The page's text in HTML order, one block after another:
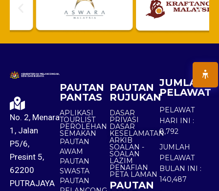
No. 2, Menara
1, Jalan
P5/6,
Presint 5,
62200
PUTRAJAYA
PAUTAN
PANTAS
APLIKASI
TOURLIST
PEROLEHAN
SEMAKAN
PAUTAN
AWAM
PAUTAN
SWASTA
PAUTAN
PAUTAN
RUJUKAN
DASAR
PRIVASI
DASAR
KESELAMATAN
ARKIB
SOALAN -
SOALAN
LAZIM
PENAFIAN
PETA LAMAN
PAUTAN
JUMLAH
PELAWAT
PELAWAT
HARI INI :
8,792
JUMLAH
PELAWAT
BULAN INI :
140,487